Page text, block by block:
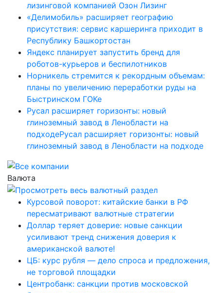
лизинговой компанией Озон Лизинг
«Делимобиль» расширяет географию
присутствия: сервис каршеринга приходит в
Республику Башкортостан
Яндекс планирует запустить бренд для
роботов-курьеров и беспилотников
Норникель стремится к рекордным объемам:
планы по увеличению переработки руды на
Быстринском ГОКе
Русал расширяет горизонты: новый
глиноземный завод в Ленобласти на
подходеРусал расширяет горизонты: новый
глиноземный завод в Ленобласти на подходе
Валюта
Курсовой поворот: китайские банки в РФ
пересматривают валютные стратегии
Доллар теряет доверие: новые санкции
усиливают тренд снижения доверия к
американской валюте!
ЦБ: курс рубля — дело спроса и предложения,
не торговой площадки
Центробанк: санкции против московской